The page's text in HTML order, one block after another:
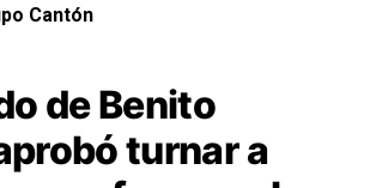
Cantón
de Benito
turnar a